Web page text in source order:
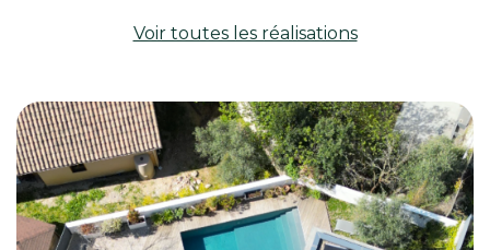
Voir toutes les réalisations